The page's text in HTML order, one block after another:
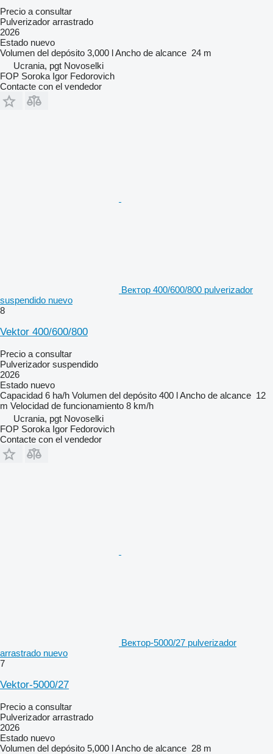
Precio a consultar
Pulverizador arrastrado
2026
Estado nuevo
Volumen del depósito 3,000 lAncho de alcance 24 m
Ucrania, pgt Novoselki
FOP Soroka Igor Fedorovich
Contacte con el vendedor
Вектор 400/600/800 pulverizador
suspendido nuevo
8
Vektor 400/600/800
Precio a consultar
Pulverizador suspendido
2026
Estado nuevo
Capacidad 6 ha/h Volumen del depósito 400 lAncho de alcance 12
m Velocidad de funcionamiento 8 km/h
Ucrania, pgt Novoselki
FOP Soroka Igor Fedorovich
Contacte con el vendedor
Вектор-5000/27 pulverizador
arrastrado nuevo
7
Vektor-5000/27
Precio a consultar
Pulverizador arrastrado
2026
Estado nuevo
Volumen del depósito 5,000 lAncho de alcance 28 m